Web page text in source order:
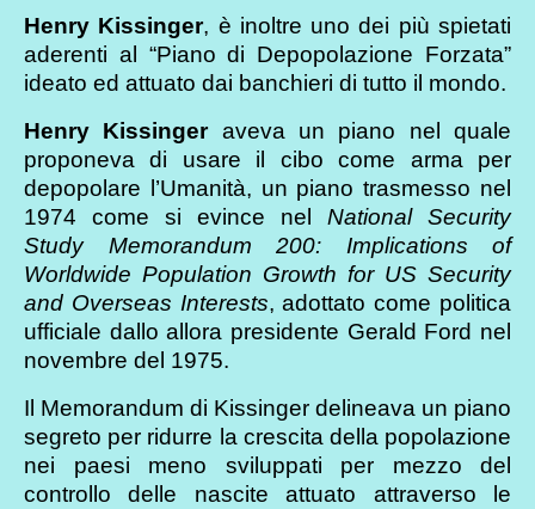
Henry Kissinger, è inoltre uno dei più spietati
aderenti al “Piano di Depopolazione Forzata”
ideato ed attuato dai banchieri di tutto il mondo.
Henry Kissinger aveva un piano nel quale
proponeva di usare il cibo come arma per
depopolare l’Umanità, un piano trasmesso nel
1974 come si evince nel National Security
Study Memorandum 200: Implications of
Worldwide Population Growth for US Security
and Overseas Interests, adottato come politica
ufficiale dallo allora presidente Gerald Ford nel
novembre del 1975.
Il Memorandum di Kissinger delineava un piano
segreto per ridurre la crescita della popolazione
nei paesi meno sviluppati per mezzo del
controllo delle nascite attuato attraverso le